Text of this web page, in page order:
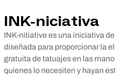
INK-niciativa
INK-nitiative es una iniciativa
diseñada para proporcionar la
gratuita de tatuajes en las
quienes lo necesiten y hayan